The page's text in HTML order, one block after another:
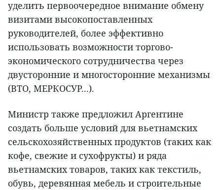
уделить первоочередное внимание обмену
визитами высокопоставленных
руководителей, более эффективно
использовать возможности торгово-
экономического сотрудничества через
двусторонние и многосторонние механизмы
(ВТО, МЕРКОСУР...).
Министр также предложил Аргентине
создать больше условий для вьетнамских
сельскохозяйственных продуктов (таких как
кофе, свежие и сухофрукты) и ряда
вьетнамских товаров, таких как текстиль,
обувь, деревянная мебель и строительные